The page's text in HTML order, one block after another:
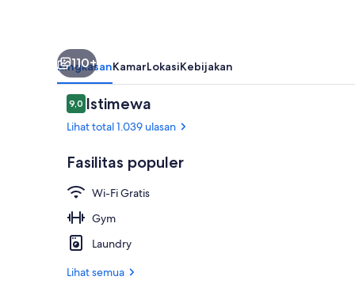
110+
RingkasanKamarLokasiKebijakan
Ulasan
9,09,0 dari 10
Istimewa
Lihat total 1.039 ulasan
Fasilitas populer
Wi-Fi Gratis
Gym
Laundry
Lihat semua